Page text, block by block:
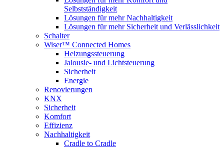
Selbstständigkeit
Lösungen für mehr Nachhaltigkeit
Lösungen für mehr Sicherheit und Verlässlichkeit
Schalter
Wiser™ Connected Homes
Heizungssteuerung
Jalousie- und Lichtsteuerung
Sicherheit
Energie
Renovierungen
KNX
Sicherheit
Komfort
Effizienz
Nachhaltigkeit
Cradle to Cradle